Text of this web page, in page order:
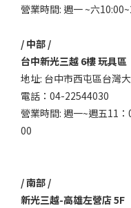
營業時間: 週一 ~六
/ 中部 /
台中新光三越 6樓 玩具區
地址: 台中市西屯區台灣
電話：04-22544030
營業時間: 週一~週五11
00
/ 南部 /
新光三越-高雄左營店 5F